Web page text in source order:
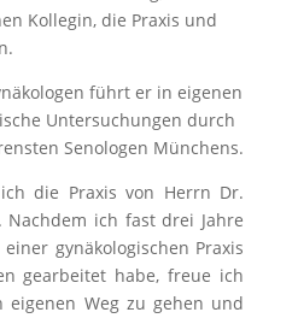
Kollegin, die Praxis und
führt er in eigenen
Untersuchungen durch
Senologen Münchens.
die Praxis von Herrn Dr.
ich fast drei Jahre
gynäkologischen Praxis
gearbeitet habe, freue ich
Weg zu gehen und